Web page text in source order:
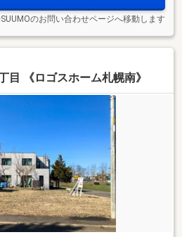
のお問い合わせページへ移動します
目 《ロゴスホーム札幌南》